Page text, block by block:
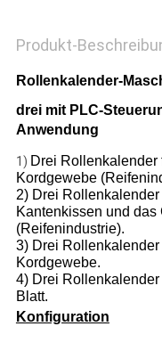
Produkt-
Rollenkalender-
drei mit PLC-
Anwendung
1) Drei Rollenkalender
Kordgewebe
2) Drei
Kantenkissen und
(Reifenindustrie).
3) Drei
Kordgewebe.
4) Drei
Blatt.
Konfiguration